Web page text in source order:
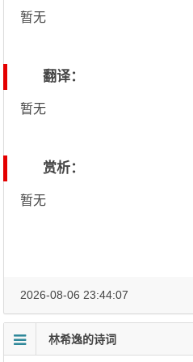
暂无
翻译：
暂无
赏析：
暂无
2026-08-06 23:44:07
林希逸的诗词